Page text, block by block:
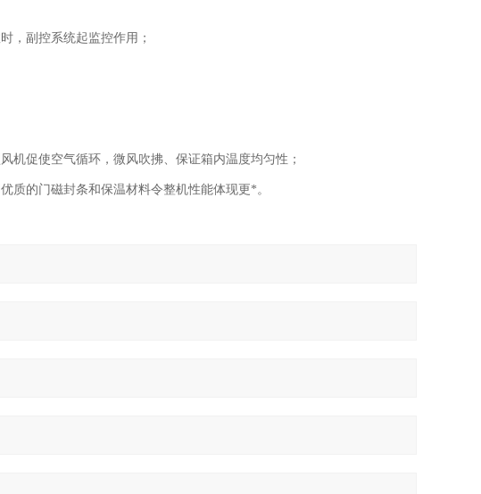
，副控系统起监控作用；
机促使空气循环，微风吹拂、保证箱内温度均匀性；
质的门磁封条和保温材料令整机性能体现更*。